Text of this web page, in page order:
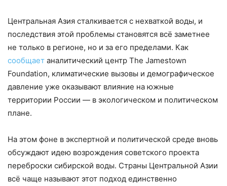
Центральная Азия сталкивается с нехваткой воды, и
последствия этой проблемы становятся всё заметнее
не только в регионе, но и за его пределами. Как
сообщает аналитический центр The Jamestown
Foundation, климатические вызовы и демографическое
давление уже оказывают влияние на южные
территории России — в экологическом и политическом
плане.
На этом фоне в экспертной и политической среде вновь
обсуждают идею возрождения советского проекта
переброски сибирской воды. Страны Центральной Азии
всё чаще называют этот подход единственно